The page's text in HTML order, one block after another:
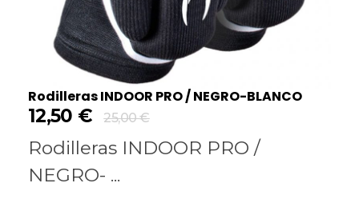
Rodilleras INDOOR PRO / NEGRO-BLANCO
12,50 € 25,00€
Rodilleras INDOOR PRO /
NEGRO- ...